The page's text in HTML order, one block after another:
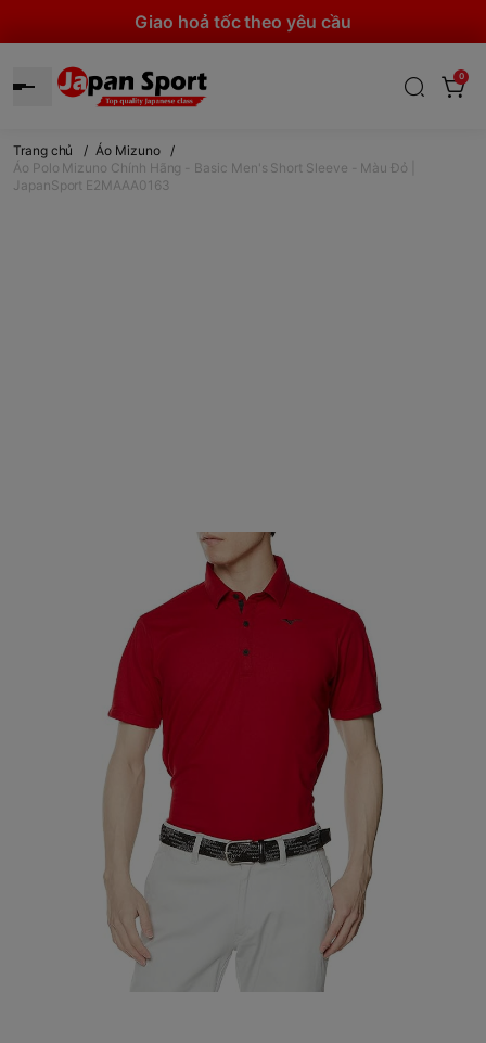
Giao hoả tốc theo yêu cầu
0
Trang chủ / Áo Mizuno
/
Áo Polo Mizuno Chính Hãng - Basic Men's Short Sleeve - Màu Đỏ |
JapanSport E2MAAA0163